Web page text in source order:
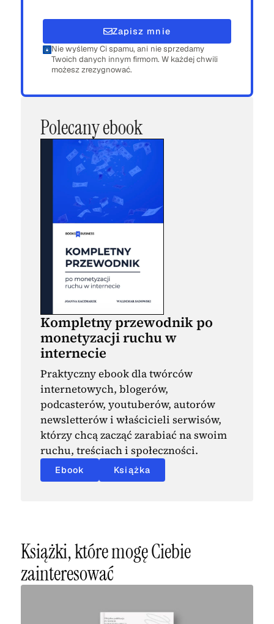
Zapisz mnie
Nie wyślemy Ci spamu, ani nie sprzedamy
Twoich danych innym firmom. W każdej chwili
możesz zrezygnować.
Polecany ebook
Kompletny przewodnik po
monetyzacji ruchu w
internecie
Praktyczny ebook dla twórców
internetowych, blogerów,
podcasterów, youtuberów, autorów
newsletterów i właścicieli serwisów,
którzy chcą zacząć zarabiać na swoim
ruchu, treściach i społeczności.
Ebook Książka
Książki, które mogę Ciebie
zainteresować